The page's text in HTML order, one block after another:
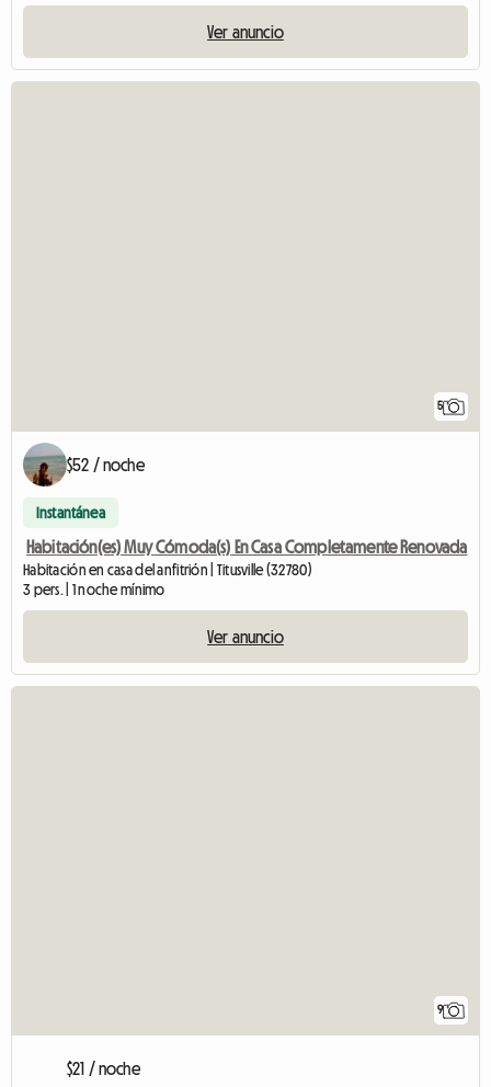
Ver anuncio
5
$52 / noche
Instantánea
Habitación(es) Muy Cómoda(s) En Casa Completamente Renovada
Habitación en casa del anfitrión | Titusville (32780)
3 pers. | 1 noche mínimo
Ver anuncio
9
$21 / noche